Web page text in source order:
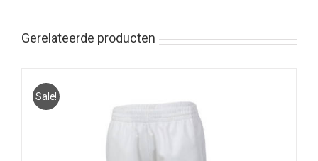
Gerelateerde producten
Sale!